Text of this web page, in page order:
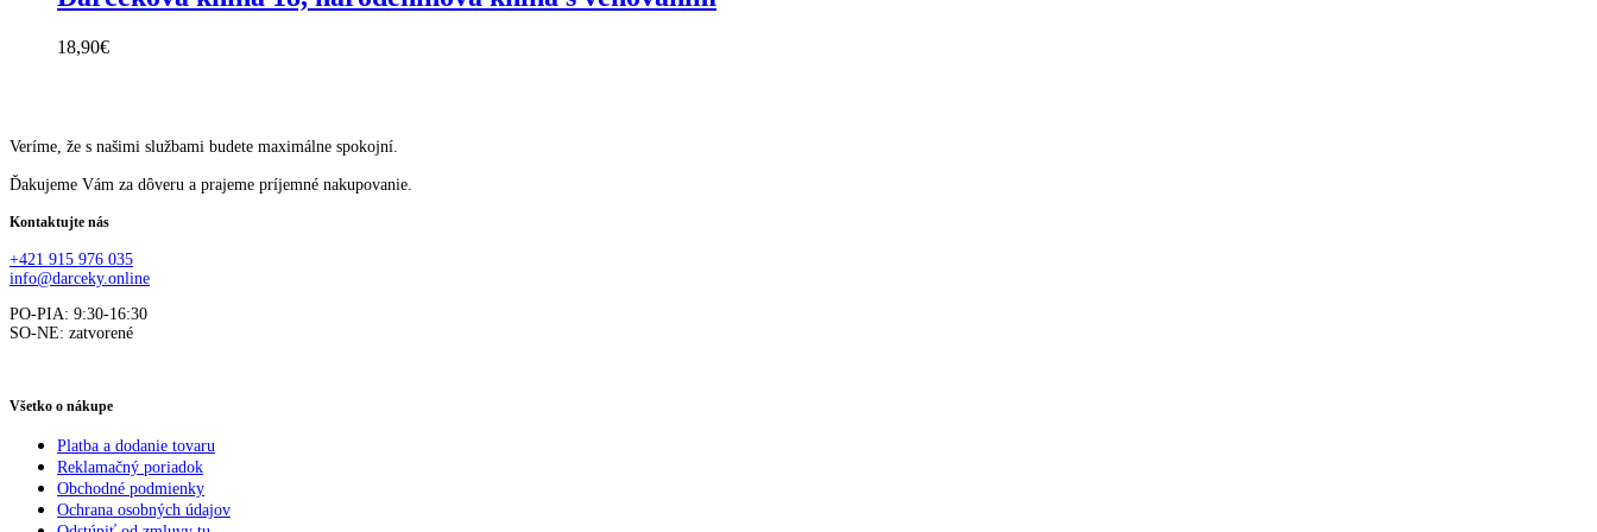
18,90€
Veríme, že s našimi službami budete maximálne spokojní.
Ďakujeme Vám za dôveru a prajeme príjemné nakupovanie.
Kontaktujte nás
+421 915 976 035
info@darceky.online
PO-PIA: 9:30-16:30
SO-NE: zatvorené
Všetko o nákupe
Platba a dodanie tovaru
Reklamačný poriadok
Obchodné podmienky
Ochrana osobných údajov